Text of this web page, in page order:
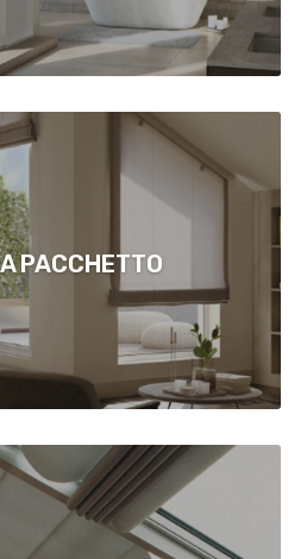
PACCHETTO